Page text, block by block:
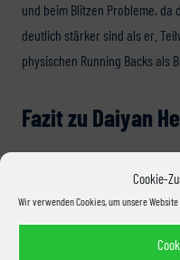
Cookie-
Wir verwenden Cookies, um unsere
und beim Blitzen Probleme,
deutlich stärker sind als er.
physischen Running Backs als
Fazit zu Daiyan
Mit Daiyan Henley bekommen
zwar noch ein Rohdiamant
Seitenlinie verteidigen zu